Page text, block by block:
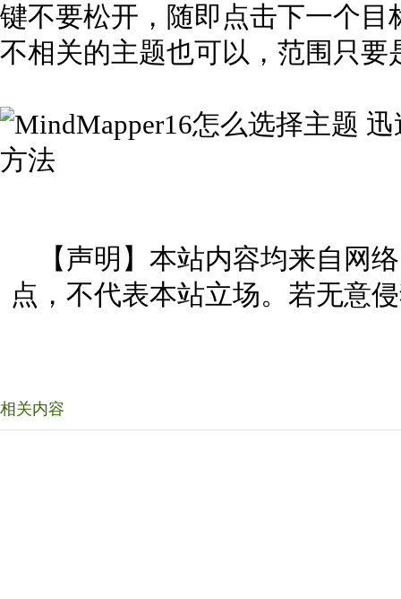
键不要松开，随即点击下一个
不相关的主题也可以，范围只要
【声明】本站内容均来自网
点，不代表本站立场。若无意
相关内容